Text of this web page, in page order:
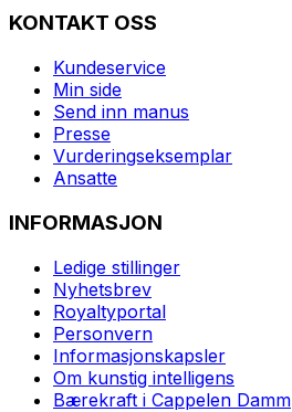
KONTAKT OSS
Kundeservice
Min side
Send inn manus
Presse
Vurderingseksemplar
Ansatte
INFORMASJON
Ledige stillinger
Nyhetsbrev
Royaltyportal
Personvern
Informasjonskapsler
Om kunstig intelligens
Bærekraft i Cappelen Damm